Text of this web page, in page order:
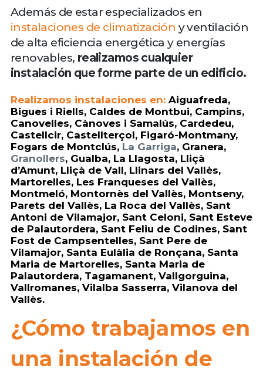
Además de estar especializados en
instalaciones de climatización y ventilación
de alta eficiencia energética y energías
renovables, realizamos cualquier
instalación que forme parte de un edificio.
Realizamos instalaciones en: Aiguafreda,
Bigues i Riells, Caldes de Montbui, Campins,
Canovelles, Cànoves i Samalús, Cardedeu,
Castellcir, Castellterçol, Figaró-Montmany,
Fogars de Montclús, La Garriga, Granera,
Granollers, Gualba, La Llagosta, Lliçà
d’Amunt, Lliçà de Vall, Llinars del Vallès,
Martorelles, Les Franqueses del Vallès,
Montmeló, Montornès del Vallès, Montseny,
Parets del Vallès, La Roca del Vallès, Sant
Antoni de Vilamajor, Sant Celoni, Sant Esteve
de Palautordera, Sant Feliu de Codines, Sant
Fost de Campsentelles, Sant Pere de
Vilamajor, Santa Eulàlia de Ronçana, Santa
Maria de Martorelles, Santa Maria de
Palautordera, Tagamanent, Vallgorguina,
Vallromanes, Vilalba Sasserra, Vilanova del
Vallès.
¿Cómo trabajamos en
una instalación de